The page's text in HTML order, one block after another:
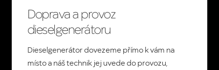
Doprava a provoz
dieselgenerátoru
Dieselgenerátor dovezeme přímo k vám na
místo a náš technik jej uvede do provozu,